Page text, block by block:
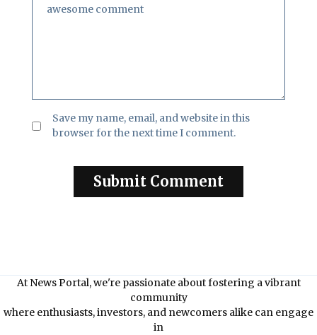
Save my name, email, and website in this
browser for the next time I comment.
At News Portal, we're passionate about fostering a vibrant
community
where enthusiasts, investors, and newcomers alike can engage
in